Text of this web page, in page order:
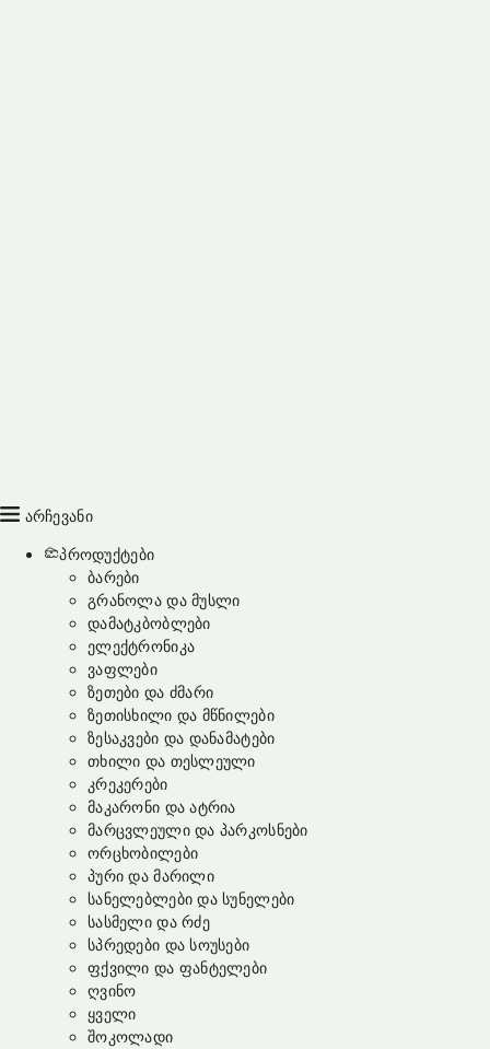
არჩევანი
პროდუქტები
ბარები
გრანოლა და მუსლი
დამატკბობლები
ელექტრონიკა
ვაფლები
ზეთები და ძმარი
ზეთისხილი და მწნილები
ზესაკვები და დანამატები
თხილი და თესლეული
კრეკერები
მაკარონი და ატრია
მარცვლეული და პარკოსნები
ორცხობილები
პური და მარილი
სანელებლები და სუნელები
სასმელი და რძე
სპრედები და სოუსები
ფქვილი და ფანტელები
ღვინო
ყველი
შოკოლადი